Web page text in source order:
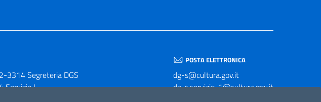
3314 Segreteria DGS
Servizio I
POSTA ELETTRONICA
dg-s@cultura.gov.it
dg-s.servizio-1@cultura.gov.it